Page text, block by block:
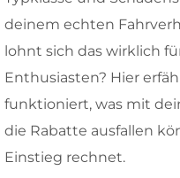
deinem echten
lohnt sich das wirklich
Enthusiasten? Hier
funktioniert, was mit
die Rabatte ausfallen
Einstieg rechnet.